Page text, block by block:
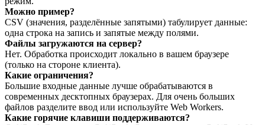
Можно пример?
CSV (значения, разделённые запятыми) табулирует данные:
одна строка на запись и запятые между полями.
Файлы загружаются на сервер?
Нет. Обработка происходит локально в вашем браузере
(только на стороне клиента).
Какие ограничения?
Большие входные данные лучше обрабатываются в
современных десктопных браузерах. Для очень больших
файлов разделите ввод или используйте Web Workers.
Какие горячие клавиши поддерживаются?